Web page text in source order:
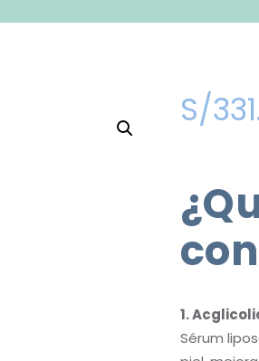
S/331
1.
Sérum